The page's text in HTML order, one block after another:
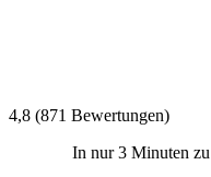
4,8 (871 Bewertungen)
In nur 3 Minuten